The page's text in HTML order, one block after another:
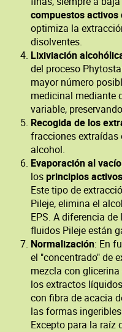
compuestos
optimiza la
disolventes.
Lixiviación
del proceso
mayor número
medicinal mediante
variable,
Recogida de los
fracciones
alcohol.
Evaporación al vacío
losprincipios activos
Este tipo de
Pileje, elimina el
EPS. A diferencia
fluidos Pileje están
Normalización: En
el "concentrado" de
mezcla con
los extractos
con fibra de acacia
las formas
Excepto para la raíz